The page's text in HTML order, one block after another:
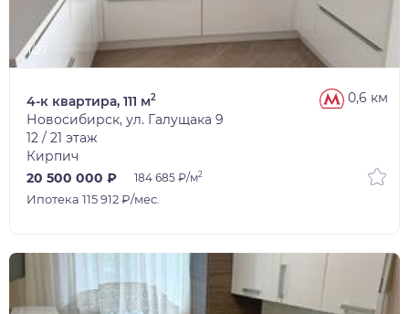
1/27
0,6 км
4-к квартира, 111 м2
Новосибирск, ул. Галущака 9
12 / 21 этаж
Кирпич
20 500 000 ₽
184 685 ₽/м2
Ипотека 115 912 ₽/мес.